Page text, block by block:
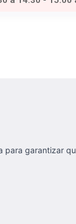
para garantizar